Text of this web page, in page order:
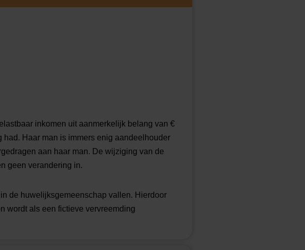
inkomen uit aanmerkelijk belang van €
Haar man is immers enig aandeelhouder
aan haar man. De wijziging van de
geen verandering in.
de huwelijksgemeenschap vallen. Hierdoor
wordt als een fictieve vervreemding